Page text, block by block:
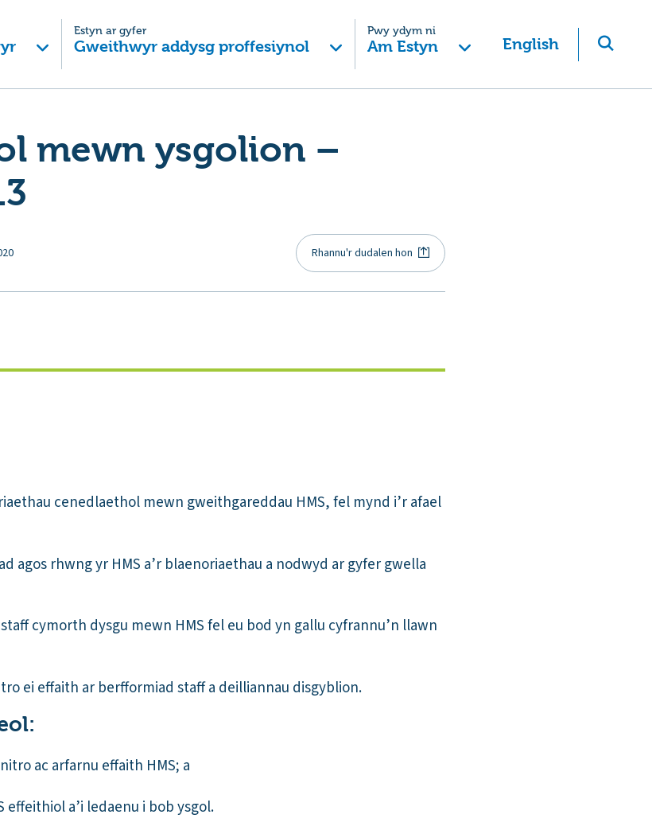
Estyn ar gyfer
Gweithwyr addysg proffesiynol
Pwy ydym ni
Am Estyn English
mewn ysgolion –
Rhannu'r dudalen hon
cenedlaethol mewn gweithgareddau HMS, fel mynd i’r afael
agos rhwng yr HMS a’r blaenoriaethau a nodwyd ar gyfer gwella
cymorth dysgu mewn HMS fel eu bod yn gallu cyfrannu’n llawn
ei effaith ar berfformiad staff a deilliannau disgyblion.
ac arfarnu effaith HMS; a
effeithiol a’i ledaenu i bob ysgol.